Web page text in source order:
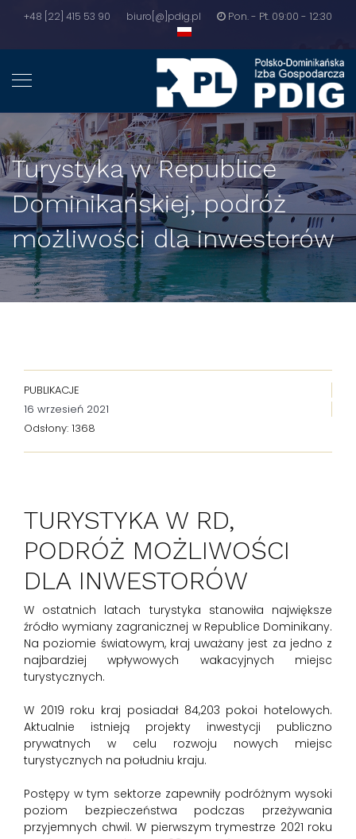
+48 [22] 415 53 90 biuro[@]pdig.pl Pon. - Pt. 09:00 - 12:30
Turystyka w Republice
Dominikańskiej, podróż
możliwości dla inwestorów
PUBLIKACJE
16 wrzesień 2021
Odsłony: 1368
TURYSTYKA W RD,
PODRÓŻ MOŻLIWOŚCI
DLA INWESTORÓW
W ostatnich latach turystyka stanowiła największe
źródło wymiany zagranicznej w Republice Dominikany.
Na poziomie światowym, kraj uważany jest za jedno z
najbardziej wpływowych wakacyjnych miejsc
turystycznych.
W 2019 roku kraj posiadał 84,203 pokoi hotelowych.
Aktualnie istnieją projekty inwestycji publiczno
prywatnych w celu rozwoju nowych miejsc
turystycznych na południu kraju.
Postępy w tym sektorze zapewniły podróżnym wysoki
poziom bezpieczeństwa podczas przeżywania
przyjemnych chwil. W pierwszym trymestrze 2021 roku